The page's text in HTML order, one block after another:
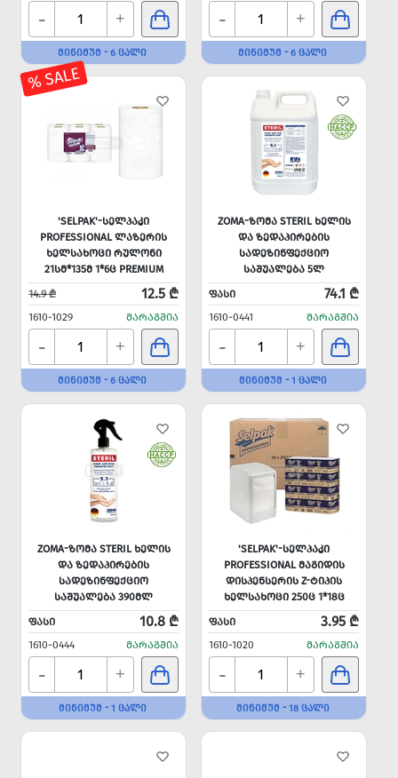
- +
ᲛᲘᲜᲘᲛᲣᲛ - 6 ᲪᲐᲚᲘ
- +
ᲛᲘᲜᲘᲛᲣᲛ - 6 ᲪᲐᲚᲘ
% SALE
'SELPAK'-ᲡᲔᲚᲞᲐᲙᲘ
PROFESSIONAL ᲚᲐᲖᲔᲠᲘᲡ
ᲮᲔᲚᲡᲐᲮᲝᲪᲘ ᲠᲣᲚᲝᲜᲘ
21ᲡᲛ*135Მ 1*6Ც PREMIUM
14.9 ₾
12.5 ₾
1610-1029 ᲛᲐᲠᲐᲒᲨᲘᲐ
- +
ᲛᲘᲜᲘᲛᲣᲛ - 6 ᲪᲐᲚᲘ
ZOMA-ᲖᲝᲛᲐ STERIL ᲮᲔᲚᲘᲡ
ᲓᲐ ᲖᲔᲓᲐᲞᲘᲠᲔᲑᲘᲡ
ᲡᲐᲓᲔᲖᲘᲜᲤᲔᲥᲪᲘᲝ
ᲡᲐᲨᲣᲐᲚᲔᲑᲐ 5Ლ
ᲤᲐᲡᲘ
74.1 ₾
1610-0441 ᲛᲐᲠᲐᲒᲨᲘᲐ
- +
ᲛᲘᲜᲘᲛᲣᲛ - 1 ᲪᲐᲚᲘ
ZOMA-ᲖᲝᲛᲐ STERIL ᲮᲔᲚᲘᲡ
ᲓᲐ ᲖᲔᲓᲐᲞᲘᲠᲔᲑᲘᲡ
ᲡᲐᲓᲔᲖᲘᲜᲤᲔᲥᲪᲘᲝ
ᲡᲐᲨᲣᲐᲚᲔᲑᲐ 390ᲛᲚ
ᲤᲐᲡᲘ
10.8 ₾
1610-0444 ᲛᲐᲠᲐᲒᲨᲘᲐ
- +
ᲛᲘᲜᲘᲛᲣᲛ - 1 ᲪᲐᲚᲘ
'SELPAK'-ᲡᲔᲚᲞᲐᲙᲘ
PROFESSIONAL ᲛᲐᲒᲘᲓᲘᲡ
ᲓᲘᲡᲞᲔᲜᲡᲔᲠᲘᲡ Z-ᲢᲘᲞᲘᲡ
ᲮᲔᲚᲡᲐᲮᲝᲪᲘ 250Ც 1*18Ც
PREMIUM
ᲤᲐᲡᲘ 3.95 ₾
1610-1020 ᲛᲐᲠᲐᲒᲨᲘᲐ
- +
ᲛᲘᲜᲘᲛᲣᲛ - 18 ᲪᲐᲚᲘ